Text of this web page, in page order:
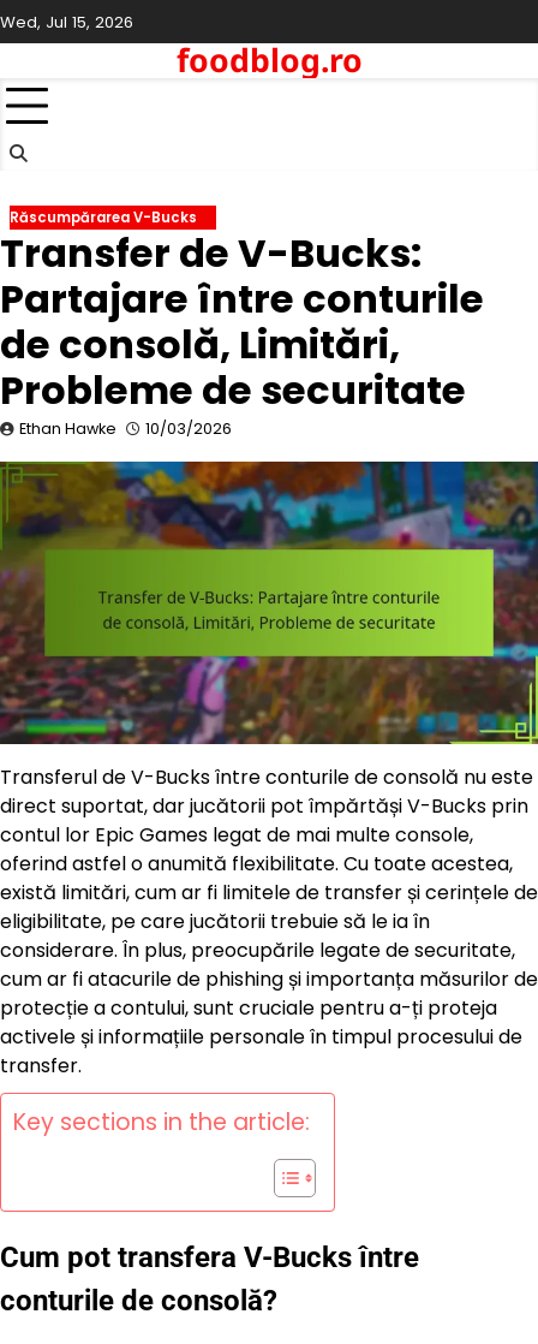
Skip
to
Wed, Jul 15, 2026
foodblog.ro
Răscumpărarea V-Bucks
Transfer de V-Bucks:
Partajare între conturile
de consolă, Limitări,
Probleme de securitate
Ethan Hawke 10/03/2026
Transferul de V-Bucks între conturile de consolă nu este
direct suportat, dar jucătorii pot împărtăși V-Bucks prin
contul lor Epic Games legat de mai multe console,
oferind astfel o anumită flexibilitate. Cu toate acestea,
există limitări, cum ar fi limitele de transfer și cerințele de
eligibilitate, pe care jucătorii trebuie să le ia în
considerare. În plus, preocupările legate de securitate,
cum ar fi atacurile de phishing și importanța măsurilor de
protecție a contului, sunt cruciale pentru a-ți proteja
activele și informațiile personale în timpul procesului de
transfer.
Key sections in the article:
Cum pot transfera V-Bucks între
conturile de consolă?